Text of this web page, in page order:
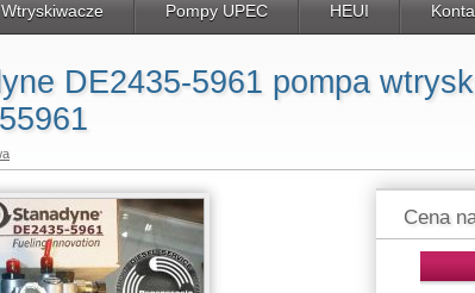
Wtryskiwacze Pompy UPEC HEUI
DE2435-5961 pompa
Cena